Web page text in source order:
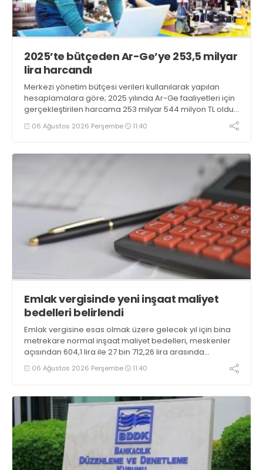
2025’te bütçeden Ar-Ge’ye 253,5 milyar
lira harcandı
Merkezi yönetim bütçesi verileri kullanılarak yapılan
hesaplamalara göre; 2025 yılında Ar-Ge faaliyetleri için
gerçekleştirilen harcama 253 milyar 544 milyon TL oldu.
Ar-Ge harcamalarının merkezi yönetim bütçesi
içerisindeki oranı yüzde 1,58 oldu
06 Ağustos 2026 Perşembe 11:40
Emlak vergisinde yeni inşaat maliyet
bedelleri belirlendi
Emlak vergisine esas olmak üzere gelecek yıl için bina
metrekare normal inşaat maliyet bedelleri, meskenler
açısından 604,1 lira ile 27 bin 712,26 lira arasında
değişecek
06 Ağustos 2026 Perşembe 11:40